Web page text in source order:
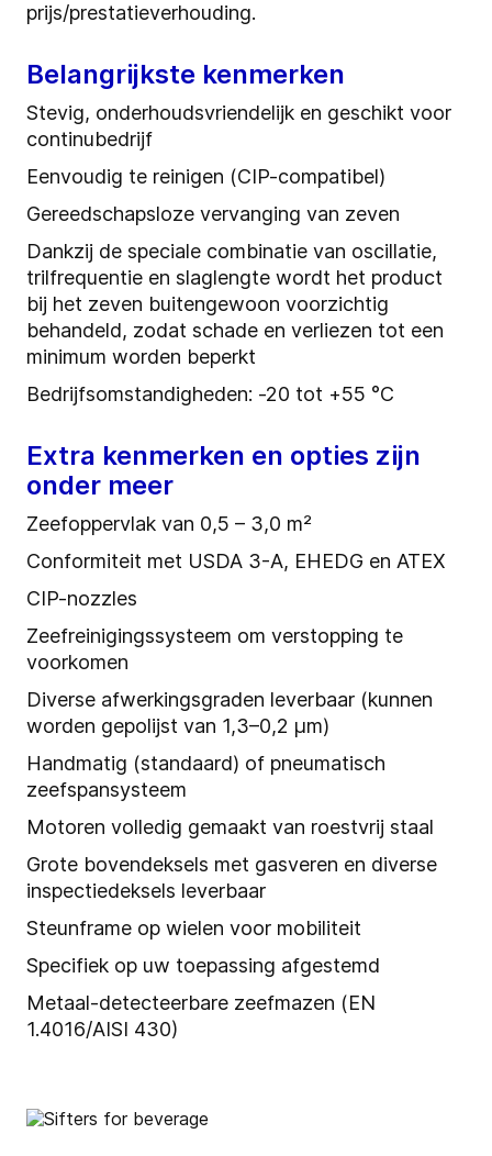
prijs/prestatieverhouding.
Belangrijkste kenmerken
Stevig, onderhoudsvriendelijk en geschikt voor
continubedrijf
Eenvoudig te reinigen (CIP-compatibel)
Gereedschapsloze vervanging van zeven
Dankzij de speciale combinatie van oscillatie,
trilfrequentie en slaglengte wordt het product
bij het zeven buitengewoon voorzichtig
behandeld, zodat schade en verliezen tot een
minimum worden beperkt
Bedrijfsomstandigheden: -20 tot +55 °C
Extra kenmerken en opties zijn
onder meer
Zeefoppervlak van 0,5 – 3,0 m²
Conformiteit met USDA 3-A, EHEDG en ATEX
CIP-nozzles
Zeefreinigingssysteem om verstopping te
voorkomen
Diverse afwerkingsgraden leverbaar (kunnen
worden gepolijst van 1,3–0,2 µm)
Handmatig (standaard) of pneumatisch
zeefspansysteem
Motoren volledig gemaakt van roestvrij staal
Grote bovendeksels met gasveren en diverse
inspectiedeksels leverbaar
Steunframe op wielen voor mobiliteit
Specifiek op uw toepassing afgestemd
Metaal-detecteerbare zeefmazen (EN
1.4016/AISI 430)